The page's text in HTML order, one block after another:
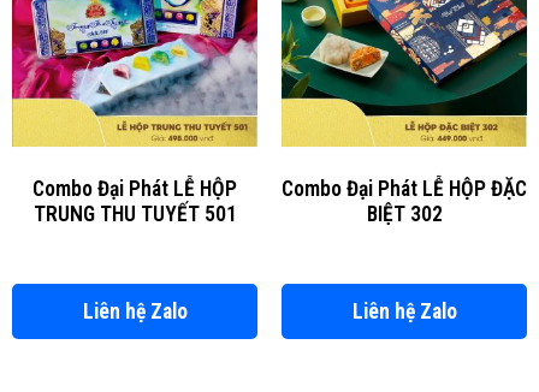
Combo Đại Phát LỄ HỘP
TRUNG THU TUYẾT 501
Liên hệ Zalo
Combo Đại Phát LỄ HỘP ĐẶC
BIỆT 302
Liên hệ Zalo